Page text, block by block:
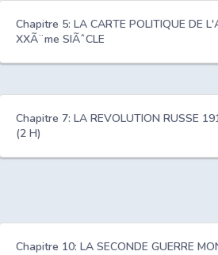
Chapitre 5: LA CARTE POLITIQUE DE
XXÃ¨me SIÃˆCLE
Chapitre 7: LA REVOLUTION RUSSE
(2 H)
Chapitre 10: LA SECONDE GUERRE